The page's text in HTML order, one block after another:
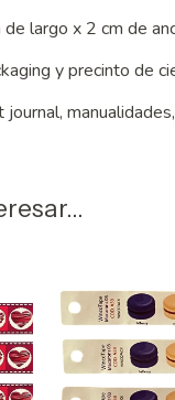
largo x 2 cm de
y precinto de